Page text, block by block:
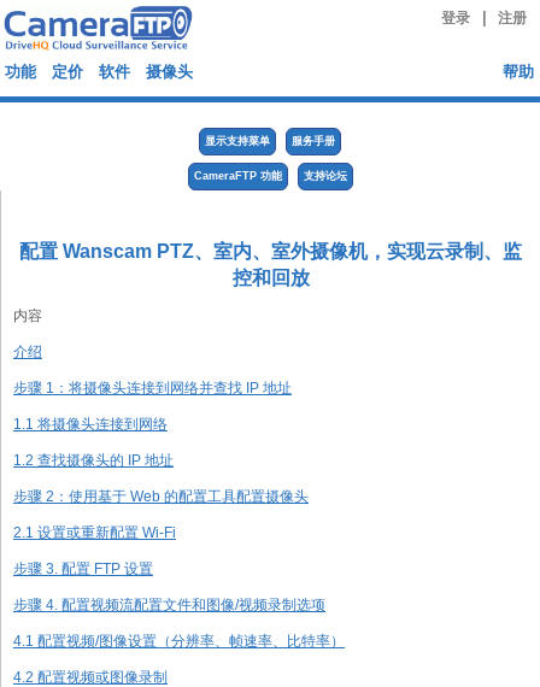
登录 注册
功能 定价 软件 摄像头 帮助
显示支持菜单 服务手册
CameraFTP 功能 支持论坛
配置 Wanscam PTZ、室内、室外摄像机，实现云录制、监
控和回放
内容
介绍
步骤 1：将摄像头连接到网络并查找 IP 地址
1.1 将摄像头连接到网络
1.2 查找摄像头的 IP 地址
步骤 2：使用基于 Web 的配置工具配置摄像头
2.1 设置或重新配置 Wi-Fi
步骤 3. 配置 FTP 设置
步骤 4. 配置视频流配置文件和图像/视频录制选项
4.1 配置视频/图像设置（分辨率、帧速率、比特率）
4.2 配置视频或图像录制